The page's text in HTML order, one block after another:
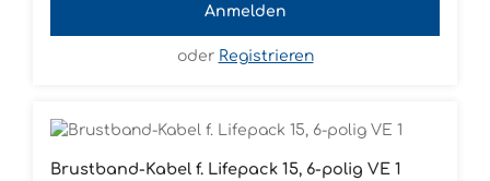
atmungsaktiven Vliesmaterials, ist die
hautfreundliche Elektrode auch über längere
Zeiträume bequem zu tragen. - Elektrodengröße
Anschluss: Druckknopf -
Telemetrie, Event Recording, Laufband-
Anmelden
oder Registrieren
Brustband-Kabel f. Lifepack 15, 6-polig VE 1